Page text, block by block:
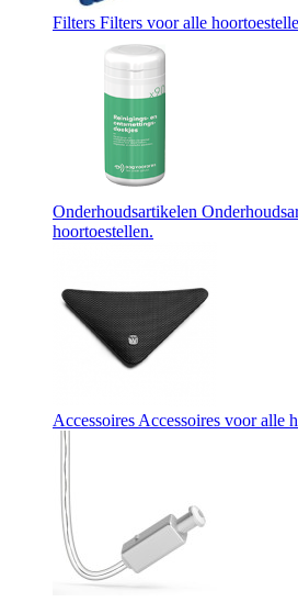
Filters Filters voor alle
Onderhoudsartikelen
hoortoestellen.
Accessoires Accessoires voor alle